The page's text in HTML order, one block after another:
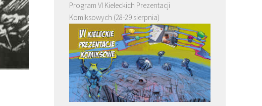
Program VI Kieleckich Prezentacji
Komiksowych (28-29 sierpnia)